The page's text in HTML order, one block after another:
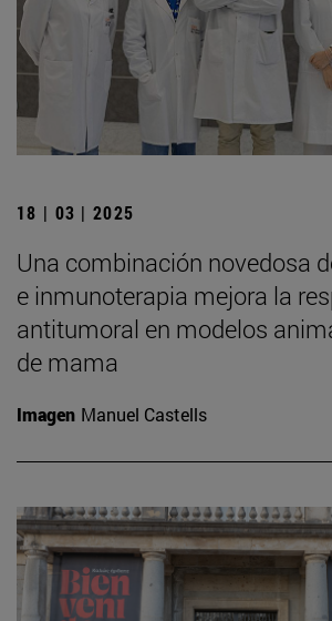
18 | 03 | 2025
Una combinación novedosa
e inmunoterapia mejora la
antitumoral en modelos
de mama
Imagen Manuel Castells